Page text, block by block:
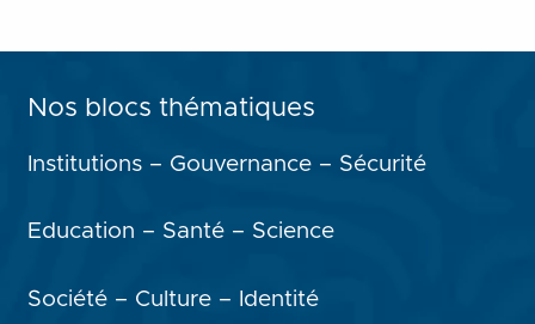
Nos blocs thématiques
Institutions – Gouvernance – Sécurité
Education – Santé – Science
Société – Culture – Identité